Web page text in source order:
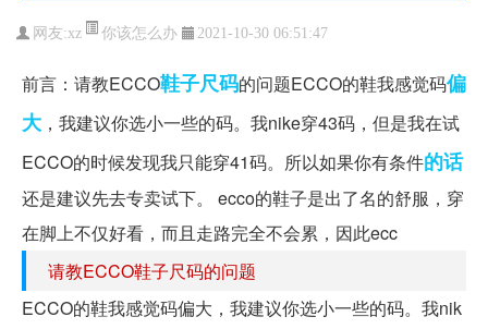
网友:xz 你该怎么办 2021-10-30 06:51:47
前言：请教ECCO鞋子尺码的问题ECCO的鞋我感觉码偏
大 ，我建议你选小一些的码。我nike穿43码，但是我在试
ECCO的时候发现我只能穿41码。所以如果你有条件的话
还是建议先去专卖试下。 ecco的鞋子是出了名的舒服，穿
在脚上不仅好看，而且走路完全不会累，因此ecc
请教ECCO鞋子尺码的问题
ECCO的鞋我感觉码偏大，我建议你选小一些的码。我nik